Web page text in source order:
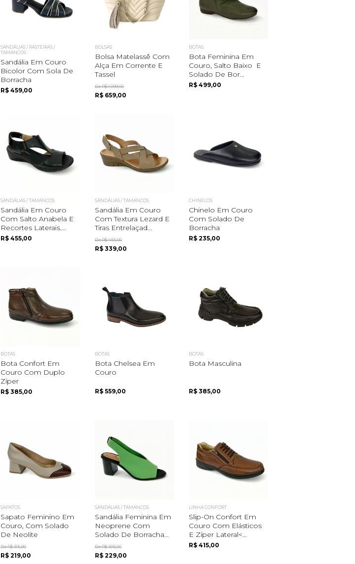
SANDÁLIAS / RASTEIRAS /
TAMANCOS
Sandália Em Couro
Bicolor Com Sola De
Borracha
R$ 459,00
BOLSAS
Bolsa Matelassê Com
Alça Em Corrente E
Tassel
De R$ 1.099,00
R$ 659,00
BOTAS
Bota Feminina Em
Couro, Salto Baixo E
Solado De Bor...
R$ 499,00
SANDÁLIAS / TAMANCOS
Sandália Em Couro
Com Salto Anabela E
Recortes Laterais....
R$ 455,00
SANDÁLIAS / TAMANCOS
Sandália Em Couro
Com Textura Lezard E
Tiras Entrelaçad...
De R$ 455,00
R$ 339,00
CHINELOS
Chinelo Em Couro
Com Solado De
Borracha
R$ 235,00
BOTAS
Bota Confort Em
Couro Com Duplo
Zíper
R$ 385,00
BOTAS
Bota Chelsea Em
Couro
R$ 559,00
BOTAS
Bota Masculina
R$ 385,00
SAPATOS
Sapato Feminino Em
Couro, Com Solado
De Neolite
De R$ 315,00
R$ 219,00
SANDÁLIAS / TAMANCOS
Sandália Feminina Em
Neoprene Com
Solado De Borracha...
De R$ 305,00
R$ 229,00
LINHA CONFORT
Slip-On Confort Em
Couro Com Elásticos
E Zíper Lateral<...
R$ 415,00